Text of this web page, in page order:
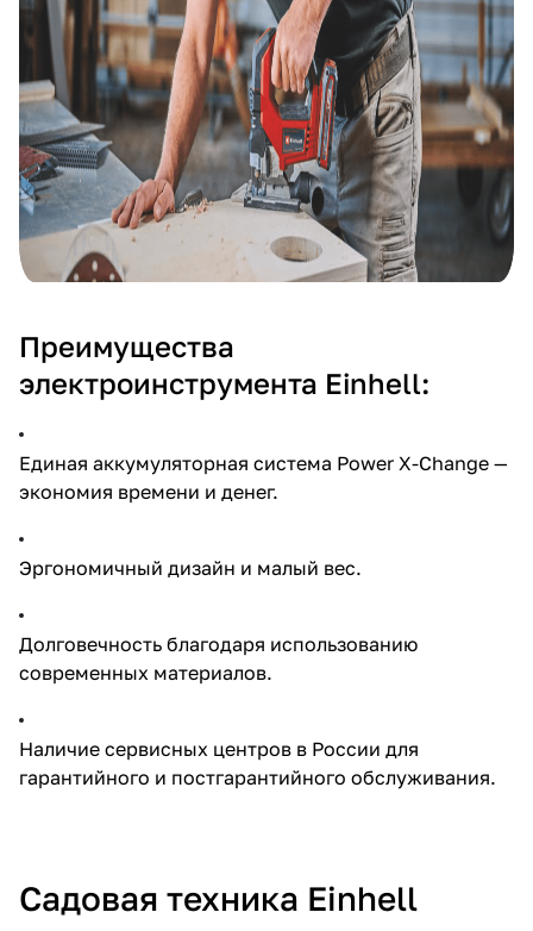
Преимущества
электроинструмента Einhell:
Единая аккумуляторная система Power X-Change —
экономия времени и денег.
Эргономичный дизайн и малый вес.
Долговечность благодаря использованию
современных материалов.
Наличие сервисных центров в России для
гарантийного и постгарантийного обслуживания.
Садовая техника Einhell